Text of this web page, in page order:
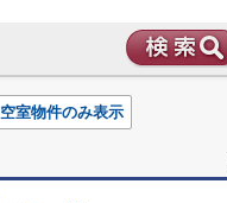
空室物件のみ表示